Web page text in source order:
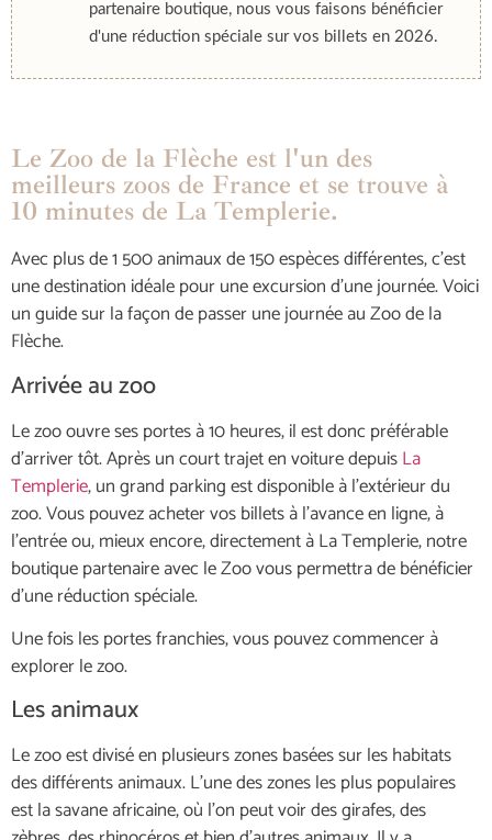
partenaire boutique, nous vous faisons bénéficier
d'une réduction spéciale sur vos billets en 2026.
Le Zoo de la Flèche est l'un des
meilleurs zoos de France et se trouve à
10 minutes de La Templerie.
Avec plus de 1 500 animaux de 150 espèces différentes, c’est
une destination idéale pour une excursion d’une journée. Voici
un guide sur la façon de passer une journée au Zoo de la
Flèche.
Arrivée au zoo
Le zoo ouvre ses portes à 10 heures, il est donc préférable
d’arriver tôt. Après un court trajet en voiture depuisLa
Templerie, un grand parking est disponible à l’extérieur du
zoo. Vous pouvez acheter vos billets à l’avance en ligne, à
l’entrée ou, mieux encore, directement à La Templerie, notre
boutique partenaire avec le Zoo vous permettra de bénéficier
d’une réduction spéciale.
Une fois les portes franchies, vous pouvez commencer à
explorer le zoo.
Les animaux
Le zoo est divisé en plusieurs zones basées sur les habitats
des différents animaux. L’une des zones les plus populaires
est la savane africaine, où l’on peut voir des girafes, des